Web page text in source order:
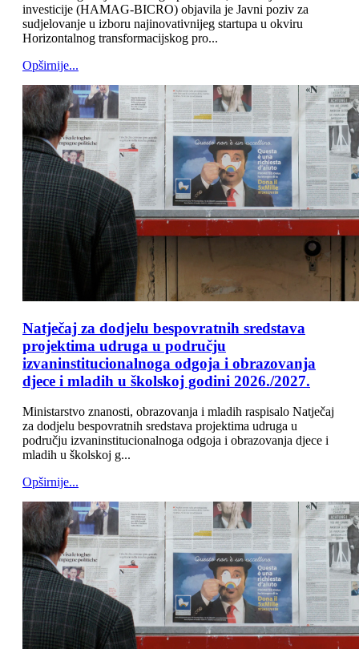
investicije (HAMAG-BICRO) objavila je Javni poziv za
sudjelovanje u izboru najinovativnijeg startupa u okviru
Horizontalnog transformacijskog pro...
Opširnije...
Natječaj za dodjelu bespovratnih sredstava
projektima udruga u području
izvaninstitucionalnoga odgoja i obrazovanja
djece i mladih u školskoj godini 2026./2027.
Ministarstvo znanosti, obrazovanja i mladih raspisalo Natječaj
za dodjelu bespovratnih sredstava projektima udruga u
području izvaninstitucionalnoga odgoja i obrazovanja djece i
mladih u školskoj g...
Opširnije...